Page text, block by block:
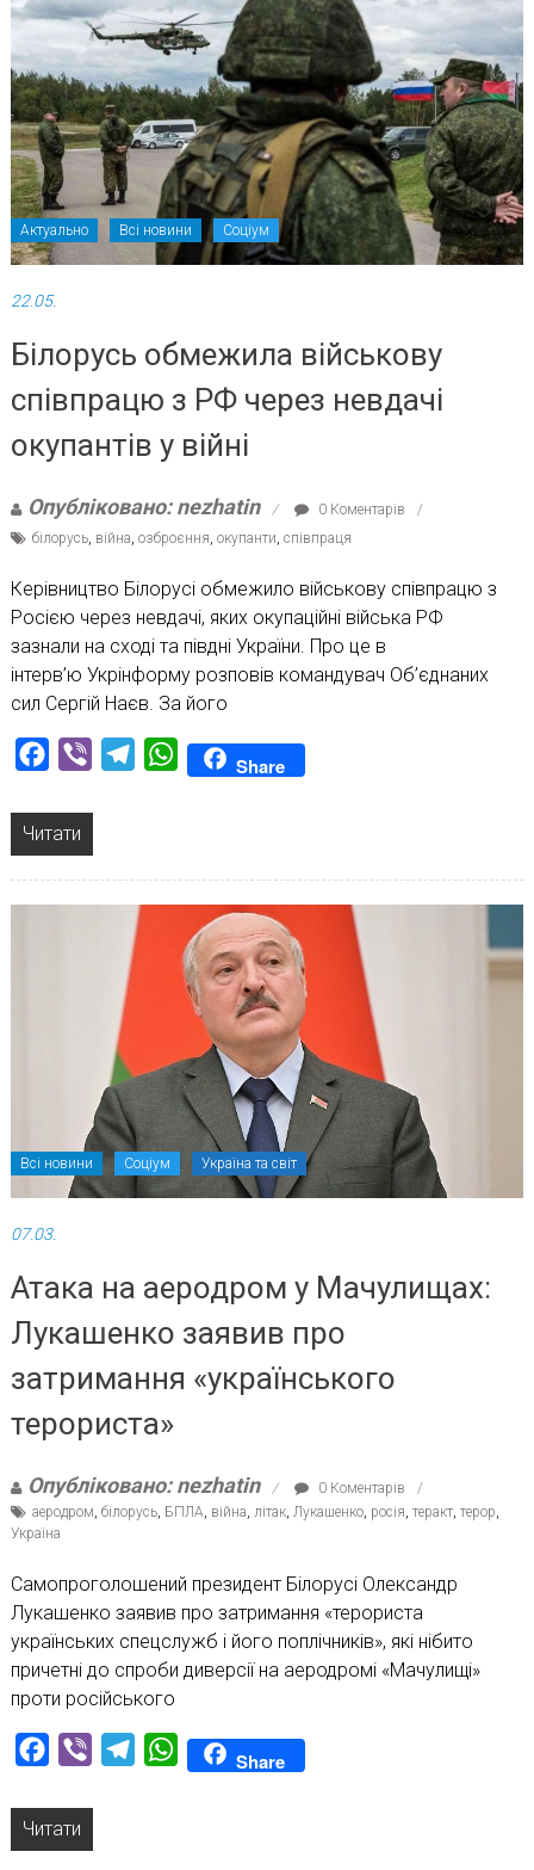
Актуально Всі новини Соціум
22.05.
Білорусь обмежила військову
співпрацю з РФ через невдачі
окупантів у війні
Опубліковано: nezhatin
0 Коментарів
білорусь, війна, озброєння, окупанти, співпраця
Керівництво Білорусі обмежило військову співпрацю з
Росією через невдачі, яких окупаційні війська РФ
зазнали на сході та півдні України. Про це в
інтерв’ю Укрінформу розповів командувач Об’єднаних
сил Сергій Наєв. За його
Facebook
Viber TelegramWhatsAppShare
Читати
Всі новини Соціум Україна та світ
07.03.
Атака на аеродром у Мачулищах:
Лукашенко заявив про
затримання «українського
терориста»
Опубліковано: nezhatin
0 Коментарів
аеродром, білорусь, БПЛА, війна, літак, Лукашенко, росія, теракт, терор,
Україна
Самопроголошений президент Білорусі Олександр
Лукашенко заявив про затримання «терориста
українських спецслужб і його поплічників», які нібито
причетні до спроби диверсії на аеродромі «Мачулищі»
проти російського
Facebook
Viber TelegramWhatsAppShare
Читати